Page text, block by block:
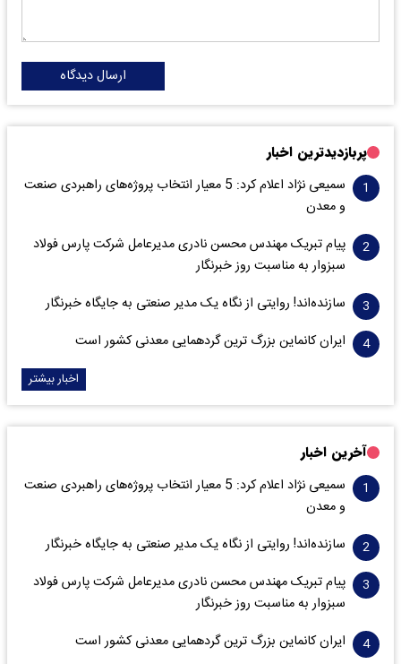
ارسال دیدگاه
پربازدیدترین اخبار
سمیعی‌ نژاد اعلام کرد: 5 معیار انتخاب پروژه‌های راهبردی صنعت
و معدن
پیام تبریک مهندس محسن نادری مدیرعامل شرکت پارس فولاد
سبزوار به مناسبت روز خبرنگار
سازنده‌اند! روایتی از نگاه یک مدیر صنعتی به جایگاه خبرنگار
ایران کانماین بزرگ ترین گردهمایی معدنی کشور است
اخبار بیشتر
آخرین اخبار
سمیعی‌ نژاد اعلام کرد: 5 معیار انتخاب پروژه‌های راهبردی صنعت
و معدن
سازنده‌اند! روایتی از نگاه یک مدیر صنعتی به جایگاه خبرنگار
پیام تبریک مهندس محسن نادری مدیرعامل شرکت پارس فولاد
سبزوار به مناسبت روز خبرنگار
ایران کانماین بزرگ ترین گردهمایی معدنی کشور است